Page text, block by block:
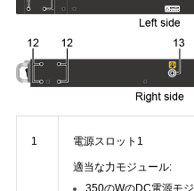
ュ
ー
ス
1 電源スロット1
適当な力モジュール: